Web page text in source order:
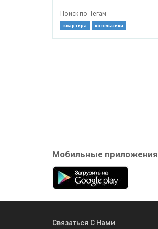
Поиск по Тегам
квартира котельники
Мобильные приложения
Связаться С Нами